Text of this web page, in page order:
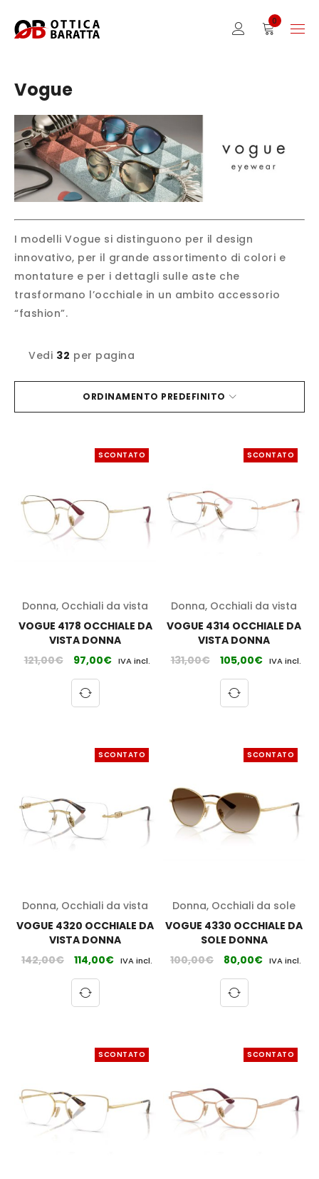
0
Vogue
I modelli Vogue si distinguono per il design
innovativo, per il grande assortimento di colori e
montature e per i dettagli sulle aste che
trasformano l’occhiale in un ambito accessorio
“fashion”.
ORDINAMENTO PREDEFINITO
Vedi 32 per pagina
SCONTATO
Donna, Occhiali da vista
VOGUE 4178 OCCHIALE DA
VISTA DONNA
121,00€ 97,00€ IVA incl.
SCONTATO
Donna, Occhiali da vista
VOGUE 4314 OCCHIALE DA
VISTA DONNA
131,00€ 105,00€ IVA incl.
SCONTATO
Donna, Occhiali da vista
VOGUE 4320 OCCHIALE DA
VISTA DONNA
142,00€ 114,00€ IVA incl.
SCONTATO
Donna, Occhiali da sole
VOGUE 4330 OCCHIALE DA
SOLE DONNA
100,00€ 80,00€ IVA incl.
SCONTATO SCONTATO